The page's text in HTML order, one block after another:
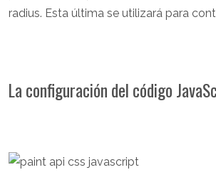
radius. Esta última se utilizará para
La configuración del código